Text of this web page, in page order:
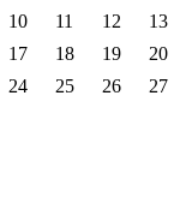
10 11 12
13
17 18 19
20
24 25 26
27